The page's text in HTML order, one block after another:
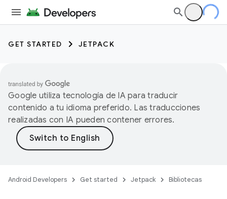
GET STARTED JETPACK
Google utiliza tecnología de IA para traducir
contenido a tu idioma preferido. Las traducciones
realizadas con IA pueden contener errores.
Android Developers Get started Jetpack Bibliotecas